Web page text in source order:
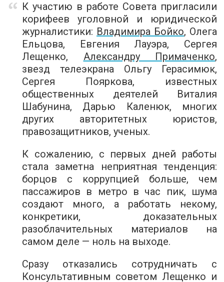
К участию в работе Совета пригласили
корифеев уголовной и юридической
журналистики: Владимира Бойко, Олега
Ельцова, Евгения Лауэра, Сергея
Лещенко, Александру Примаченко,
звезд телеэкрана Ольгу Герасимюк,
Сергея Пояркова, известных
общественных деятелей Виталия
Шабунина, Дарью Каленюк, многих
других авторитетных юристов,
правозащитников, ученых.
К сожалению, с первых дней работы
стала заметна неприятная тенденция:
борцов с коррупцией больше, чем
пассажиров в метро в час пик, шума
создают много, а работать некому,
конкретики, доказательных
разоблачительных материалов на
самом деле — ноль на выходе.
Сразу отказались сотрудничать с
Консультативным советом Лещенко и